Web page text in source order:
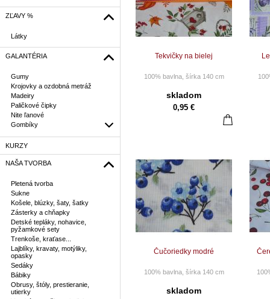
ZĽAVY %
Látky
GALANTÉRIA
Gumy
Krojovky a ozdobná metráž
Madeiry
Paličkové čipky
Nite ľanové
Gombíky
KURZY
NAŠA TVORBA
Pletená tvorba
Sukne
Košele, blúzky, šaty, šatky
Zásterky a chňapky
Detské tepláky, nohavice,
pyžamkové sety
Trenkoše, kraťase...
Lajblíky, kravaty, motýliky,
opasky
Sedáky
Bábiky
Obrusy, štóly, prestieranie,
utierky
Tekvičky na bielej
100% bavlna, šírka 140 cm
CENA ZA 10 CM
bude dodané 2,5 m látky
skladom
0,95 €
Čučoriedky modré
100% bavlna, šírka 140 cm
CENA ZA 10 CM
skladom